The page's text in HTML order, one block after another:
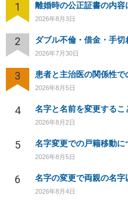
1 離婚時の公正証書の内容
2026年8月3日
2
2026年7月30日
3 患者と主治医の関係性
2026年8月5日
4 名字と名前を変更するこ
2026年8月2日
5 名字変更での戸籍移動に
2026年8月5日
6 名字の変更で両親の名字
2026年8月4日